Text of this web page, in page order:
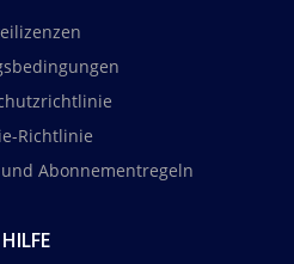
Richtlinie
Abonnementregeln
HILFE